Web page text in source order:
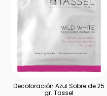
Decoloración Azul Sobre de 25
gr. Tassel